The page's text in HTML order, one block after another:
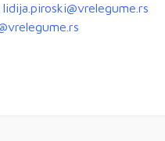
lidija.piroski@vrelegume.rs